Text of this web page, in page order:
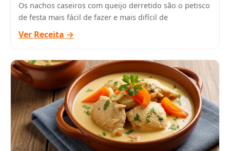
Os nachos caseiros com queijo derretido são o petisco
de festa mais fácil de fazer e mais difícil de
Ver Receita →